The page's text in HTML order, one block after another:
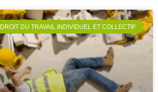
DROIT DU TRAVAIL INDIVIDUEL ET COLLECTIF